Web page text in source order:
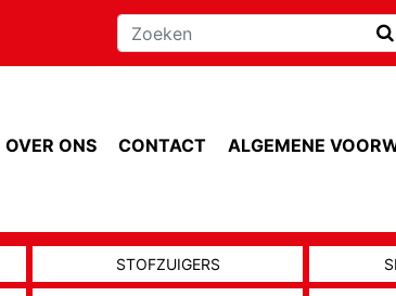
OVER ONS CONTACT ALGEMENE
STOFZUIGERS